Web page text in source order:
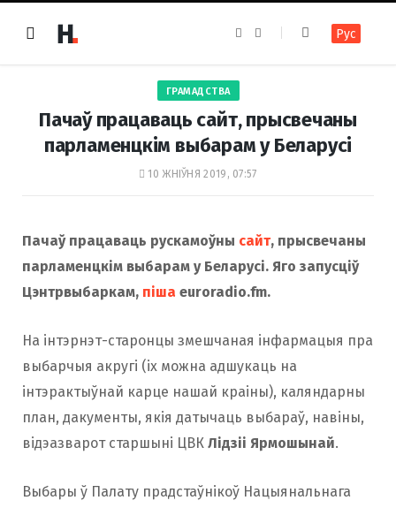
e
k
t
a
m
Рус
ГРАМАДСТВА
Пачаў працаваць сайт, прысвечаны
парламенцкім выбарам у Беларусі
10 ЖНІЎНЯ 2019, 07:57
Пачаў працаваць рускамоўны сайт, прысвечаны
парламенцкім выбарам у Беларусі. Яго запусціў
Цэнтрвыбаркам, піша euroradio.fm.
На інтэрнэт-старонцы змешчаная інфармацыя пра
выбарчыя акругі (іх можна адшукаць на
інтэрактыўнай карце нашай краіны), каляндарны
план, дакументы, якія датычаць выбараў, навіны,
відэазварот старшыні ЦВК Лідзіі Ярмошынай.
Выбары ў Палату прадстаўнікоў Нацыянальнага